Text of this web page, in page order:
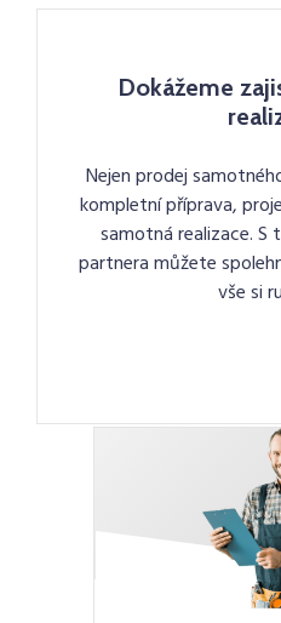
Dokážeme
Nejen prodej
kompletní příprava,
samotná realizace. S
partnera můžete
vše si